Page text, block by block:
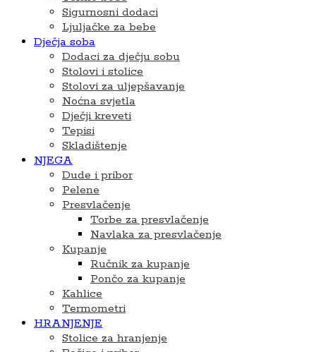
Sigurnosni dodaci
Ljuljačke za bebe
Dječja soba
Dodaci za dječju sobu
Stolovi i stolice
Stolovi za uljepšavanje
Noćna svjetla
Dječji kreveti
Tepisi
Skladištenje
NJEGA
Dude i pribor
Pelene
Presvlačenje
Torbe za presvlačenje
Navlaka za presvlačenje
Kupanje
Ručnik za kupanje
Pončo za kupanje
Kahlice
Termometri
HRANJENJE
Stolice za hranjenje